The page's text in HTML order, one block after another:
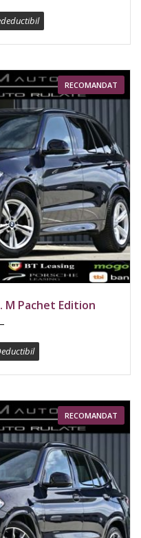
RECOMANDAT
M Pachet Edition
RECOMANDAT